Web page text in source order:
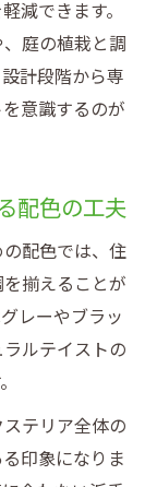
減できます。
庭の植栽と調
計段階から専
意識するのが
配色の工夫
配色では、住
揃えることが
レーやブラッ
ルテイストの
テリア全体の
印象になりま